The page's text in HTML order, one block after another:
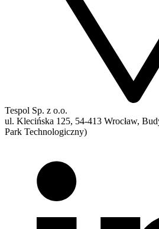
Tespol Sp. z o.o.
ul. Klecińska 125, 54-413 Wrocław,
Park Technologiczny)